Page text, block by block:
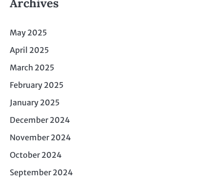
Archives
May 2025
April 2025
March 2025
February 2025
January 2025
December 2024
November 2024
October 2024
September 2024